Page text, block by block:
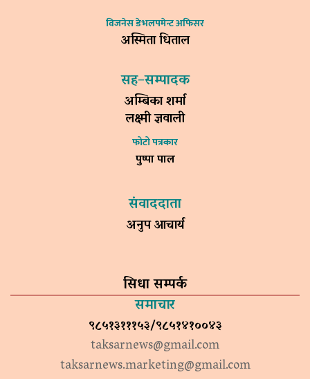
विजनेस डेभलपमेन्ट अफिसर
अस्मिता धिताल
सह–सम्पादक
अम्बिका शर्मा
लक्ष्मी ज्ञवाली
फोटो पत्रकार
पुष्पा पाल
संवाददाता
अनुप आचार्य
सिधा सम्पर्क
समाचार
९८५१३१११५३/९८५१४१००४३
taksarnews@gmail.com
taksarnews.marketing@gmail.com